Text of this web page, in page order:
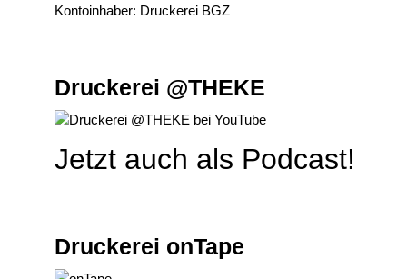
Kontoinhaber: Druckerei BGZ
Druckerei @THEKE
Jetzt auch als Podcast!
Druckerei onTape